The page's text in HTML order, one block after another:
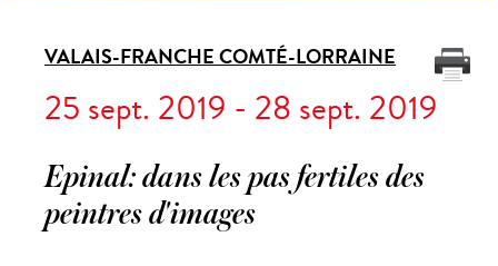
VALAIS-FRANCHE COMTÉ-LORRAINE
25 sept. 2019 - 28 sept. 2019
Epinal: dans les pas fertiles des
peintres d'images